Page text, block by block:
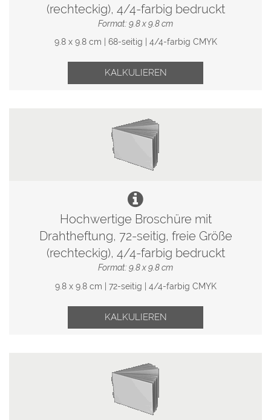
(rechteckig), 4/4-farbig bedruckt
Format: 9.8 x 9.8 cm
9.8 x 9.8 cm | 68-seitig | 4/4-farbig CMYK
KALKULIEREN
Hochwertige Broschüre mit
Drahtheftung, 72-seitig, freie Größe
(rechteckig), 4/4-farbig bedruckt
Format: 9.8 x 9.8 cm
9.8 x 9.8 cm | 72-seitig | 4/4-farbig CMYK
KALKULIEREN